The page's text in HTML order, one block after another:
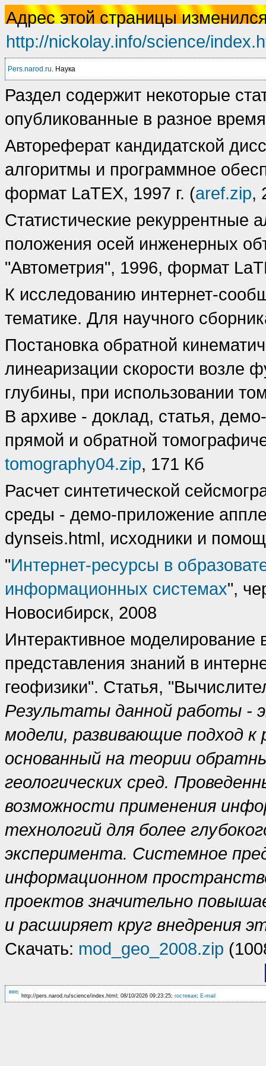
Адрес этой страницы
http://nickolay.info/science/
Pers.narod.ru. Наука
Раздел содержит некоторые
опубликованные в разное
Автореферат кандидатской
алгоритмы и программное
формат LaTEX, 1997 г. (aref.zip,
Cтатистические рекуррентные
положения осей инженерных
"Автометрия", 1996, формат
К исследованию интернет-
тематике. Для научного
Постановка обратной
линеаризации скорости возле
глубины, при использовании
В архиве - доклад, статья,
прямой и обратной
tomography04.zip, 171 Кб
Расчет синтетической
среды - демо-приложение
dynseis.html, исходники и
"Интернет-ресурсы в
информационных системах",
Новосибирск, 2008
Интерактивное моделирование
представления знаний в
геофизики". Статья,
Результаты данной работы -
модели, развивающие подход
основанный на теории
геологических сред.
возможности применения
технологий для более
эксперимента. Системное
информационном
проектов значительно
и расширяет круг внедрения
Скачать: mod_geo_2008.zip
http://pers.narod.ru/science/index.html; 08/10/2026 09:23:25; гостевая; E-mail